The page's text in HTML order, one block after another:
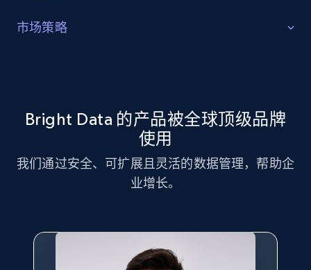
识别缺口
立即获取
市场策略
立即获取
Bright Data 的产品被全球顶级品牌
使用
我们通过安全、可扩展且灵活的数据管理，帮助企
业增长。